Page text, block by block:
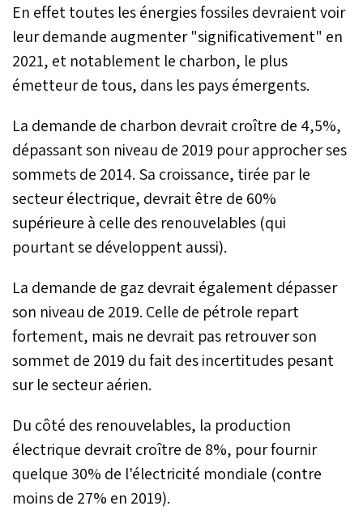
En effet toutes les énergies fossiles devraient voir
leur demande augmenter "significativement" en
2021, et notablement le charbon, le plus
émetteur de tous, dans les pays émergents.
La demande de charbon devrait croître de 4,5%,
dépassant son niveau de 2019 pour approcher ses
sommets de 2014. Sa croissance, tirée par le
secteur électrique, devrait être de 60%
supérieure à celle des renouvelables (qui
pourtant se développent aussi).
La demande de gaz devrait également dépasser
son niveau de 2019. Celle de pétrole repart
fortement, mais ne devrait pas retrouver son
sommet de 2019 du fait des incertitudes pesant
sur le secteur aérien.
Du côté des renouvelables, la production
électrique devrait croître de 8%, pour fournir
quelque 30% de l'électricité mondiale (contre
moins de 27% en 2019).